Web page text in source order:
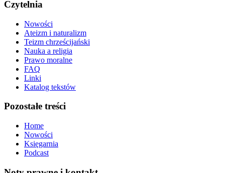
Czytelnia
Nowości
Ateizm i naturalizm
Teizm chrześcijański
Nauka a religia
Prawo moralne
FAQ
Linki
Katalog tekstów
Pozostałe treści
Home
Nowości
Księgarnia
Podcast